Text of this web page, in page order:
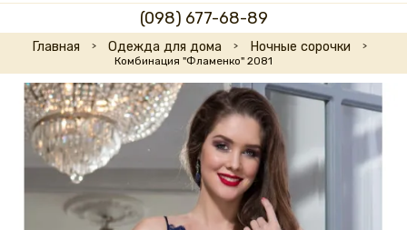
(098) 677-68-89
Главная Одежда для дома Ночные сорочки
Комбинация "Фламенко" 2081